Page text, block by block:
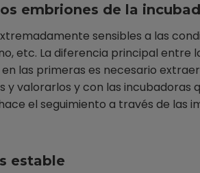
embriones de la
sensibles a las
etc. La diferencia principal entre
las primeras es necesario
y valorarlos y con las incubadoras
el seguimiento a través de las
estable